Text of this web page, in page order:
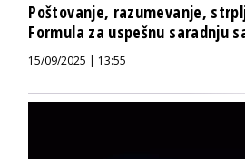
Poštovanje, razumevanje,
Formula za uspešnu saradnju
15/09/2025 | 13:55